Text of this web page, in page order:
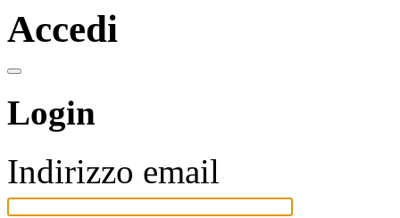
Accedi
Login
Indirizzo email